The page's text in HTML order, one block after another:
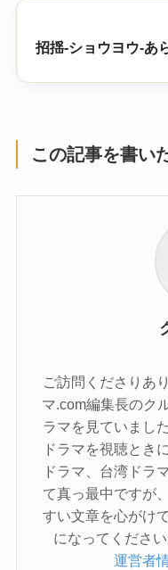
招揺-ショウヨウ-あ
この記事を書い
ご訪問くださりあ
マ.com編集長のク
ラマを見ていまし
ドラマを視聴とき
ドラマ、台湾ドラ
て真っ最中ですが
すい文章を心がけ
になってくださ
運営者